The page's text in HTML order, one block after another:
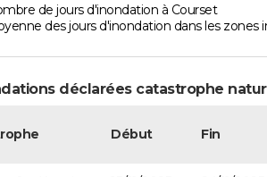
de jours d'inondation à Courset
des jours d'inondation dans les zones
déclarées catastrophe
Début Fin